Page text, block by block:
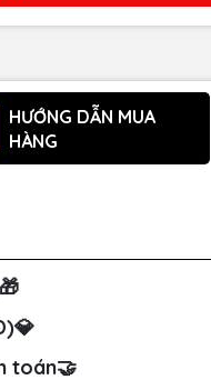
HƯỚNG DẪN MUA
HÀNG
toán🤝